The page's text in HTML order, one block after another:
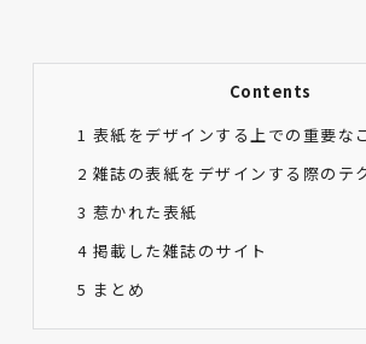
Contents
1 表紙をデザインする上での重要な
2 雑誌の表紙をデザインする際のテ
3 惹かれた表紙
4 掲載した雑誌のサイト
5 まとめ